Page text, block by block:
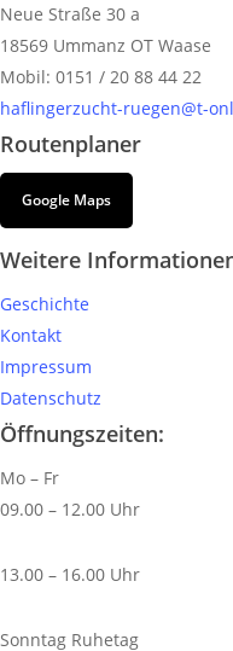
Neue Straße 30 a
18569 Ummanz OT Waase
Mobil: 0151 / 20 88 44 22
haflingerzucht-ruegen@t-
Routenplaner
Google Maps
Weitere
Geschichte
Kontakt
Impressum
Datenschutz
Öffnungszeiten:
Mo – Fr
09.00 – 12.00 Uhr
13.00 – 16.00 Uhr
Sonntag Ruhetag